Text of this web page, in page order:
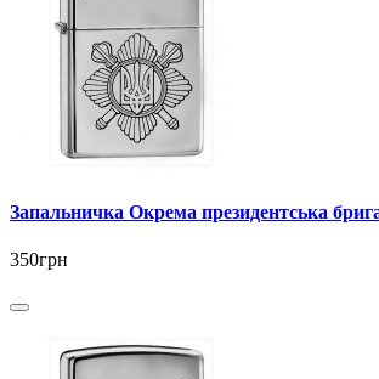
Запальничка Окрема президентська
350грн